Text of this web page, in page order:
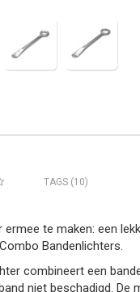
TAGS (10)
te maken: een
Bandenlichters.
combineert een
niet beschadigd.